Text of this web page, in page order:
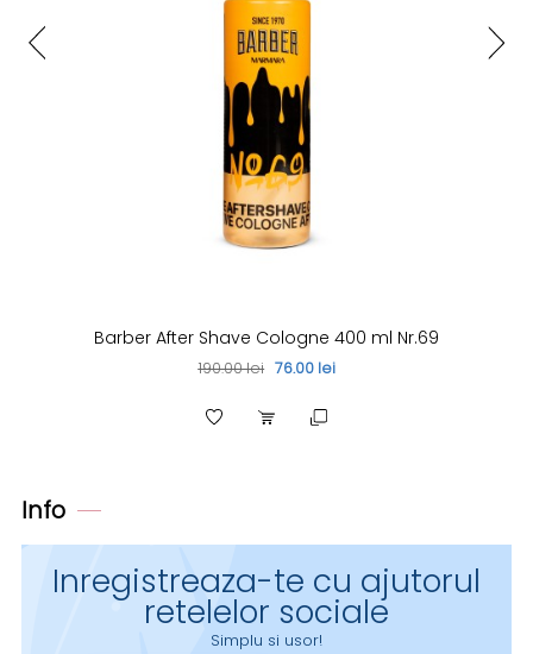
Barber After Shave Cologne 400 ml Nr.69
190.00 lei 76.00 lei
Info
Inregistreaza-te cu ajutorul
retelelor sociale
Simplu si usor!